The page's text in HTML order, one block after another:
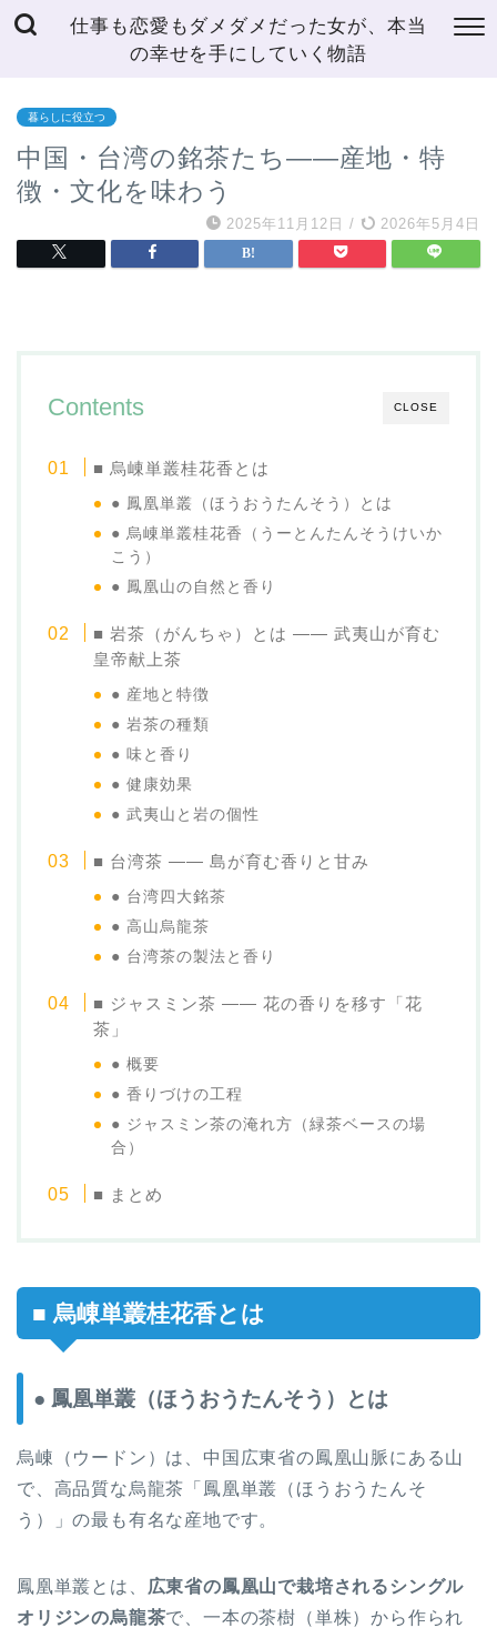
仕事も恋愛もダメダメだった女が、本当
の幸せを手にしていく物語
暮らしに役立つ
中国・台湾の銘茶たち――産地・特
徴・文化を味わう
2025年11月12日 / 2026年5月4日
CLOSE
Contents
■ 烏崠単叢桂花香とは
● 鳳凰単叢（ほうおうたんそう）とは
● 烏崠単叢桂花香（うーとんたんそうけいか
こう）
● 鳳凰山の自然と香り
■ 岩茶（がんちゃ）とは —— 武夷山が育む
皇帝献上茶
● 産地と特徴
● 岩茶の種類
● 味と香り
● 健康効果
● 武夷山と岩の個性
■ 台湾茶 —— 島が育む香りと甘み
● 台湾四大銘茶
● 高山烏龍茶
● 台湾茶の製法と香り
■ ジャスミン茶 —— 花の香りを移す「花
茶」
● 概要
● 香りづけの工程
● ジャスミン茶の淹れ方（緑茶ベースの場
合）
■ まとめ
■ 烏崠単叢桂花香とは
● 鳳凰単叢（ほうおうたんそう）とは
烏崠（ウードン）は、中国広東省の鳳凰山脈にある山
で、高品質な烏龍茶「鳳凰単叢（ほうおうたんそ
う）」の最も有名な産地です。
鳳凰単叢とは、 広東省の鳳凰山で栽培されるシングル
オリジンの烏龍茶で、一本の茶樹（単株）から作られ